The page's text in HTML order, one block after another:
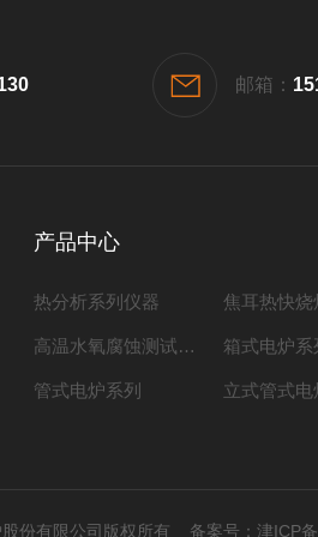
邮箱：
产品中心
热分析系列仪器 焦耳热快烧
高温水氧腐蚀测试系列 箱式电炉系
管式电炉系列 立式管式电
份有限公司版权所有 备案号： 津ICP